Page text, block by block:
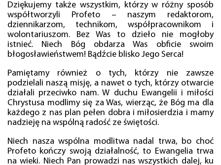
Dziękujemy także wszystkim, którzy w różny sposób
współtworzyli Profeto – naszym redaktorom,
dziennikarzom, technikom, współpracownikom i
wolontariuszom. Bez Was to dzieło nie mogłoby
istnieć. Niech Bóg obdarza Was obficie swoim
błogosławieństwem! Bądźcie blisko Jego Serca!
Pamiętamy również o tych, którzy nie zawsze
podzielali naszą misję, a nawet o tych, którzy otwarcie
działali przeciwko nam. W duchu Ewangelii i miłości
Chrystusa modlimy się za Was, wierząc, że Bóg ma dla
każdego z nas plan pełen dobra i miłosierdzia i mamy
nadzieję na wspólną radość ze świętości.
Niech nasza wspólna modlitwa nadal trwa, bo choć
Profeto kończy swoją działalność, to Ewangelia trwa
na wieki. Niech Pan prowadzi nas wszystkich dalej, ku